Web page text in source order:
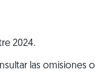
2024.
las omisiones